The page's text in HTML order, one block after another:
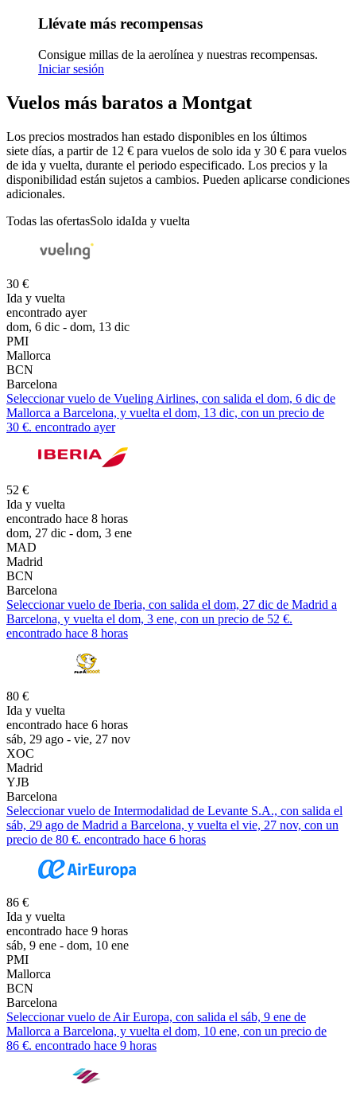
Llévate más recompensas
Consigue millas de la aerolínea y nuestras recompensas.
Iniciar sesión
Vuelos más baratos a Montgat
Los precios mostrados han estado disponibles en los últimos
siete días, a partir de 12 € para vuelos de solo ida y 30 € para vuelos
de ida y vuelta, durante el periodo especificado. Los precios y la
disponibilidad están sujetos a cambios. Pueden aplicarse condiciones
adicionales.
Todas las ofertasSolo idaIda y vuelta
30 €
Ida y vuelta
encontrado ayer
dom, 6 dic - dom, 13 dic
PMI
Mallorca
BCN
Barcelona
Seleccionar vuelo de Vueling Airlines, con salida el dom, 6 dic de
Mallorca a Barcelona, y vuelta el dom, 13 dic, con un precio de
30 €. encontrado ayer
52 €
Ida y vuelta
encontrado hace 8 horas
dom, 27 dic - dom, 3 ene
MAD
Madrid
BCN
Barcelona
Seleccionar vuelo de Iberia, con salida el dom, 27 dic de Madrid a
Barcelona, y vuelta el dom, 3 ene, con un precio de 52 €.
encontrado hace 8 horas
80 €
Ida y vuelta
encontrado hace 6 horas
sáb, 29 ago - vie, 27 nov
XOC
Madrid
YJB
Barcelona
Seleccionar vuelo de Intermodalidad de Levante S.A., con salida el
sáb, 29 ago de Madrid a Barcelona, y vuelta el vie, 27 nov, con un
precio de 80 €. encontrado hace 6 horas
86 €
Ida y vuelta
encontrado hace 9 horas
sáb, 9 ene - dom, 10 ene
PMI
Mallorca
BCN
Barcelona
Seleccionar vuelo de Air Europa, con salida el sáb, 9 ene de
Mallorca a Barcelona, y vuelta el dom, 10 ene, con un precio de
86 €. encontrado hace 9 horas